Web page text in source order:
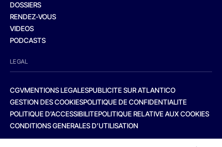
DOSSIERS
RENDEZ-VOUS
VIDEOS
PODCASTS
LEGAL
CGVMENTIONS LEGALESPUBLICITE SUR ATLANTICO
GESTION DES COOKIESPOLITIQUE DE CONFIDENTIALITE
POLITIQUE D’ACCESSIBILITEPOLITIQUE RELATIVE AUX COOKIES
CONDITIONS GENERALES D’UTILISATION